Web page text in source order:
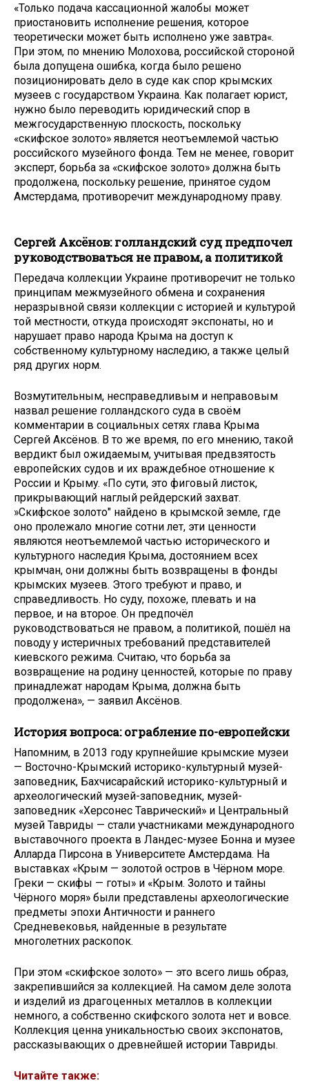
«Только подача кассационной жалобы может
приостановить исполнение решения, которое
теоретически может быть исполнено уже завтра«.
При этом, по мнению Молохова, российской стороной
была допущена ошибка, когда было решено
позиционировать дело в суде как спор крымских
музеев с государством Украина. Как полагает юрист,
нужно было переводить юридический спор в
межгосударственную плоскость, поскольку
«скифское золото» является неотъемлемой частью
российского музейного фонда. Тем не менее, говорит
эксперт, борьба за «скифское золото» должна быть
продолжена, поскольку решение, принятое судом
Амстердама, противоречит международному праву.
Сергей Аксёнов: голландский суд предпочел
руководствоваться не правом, а политикой
Передача коллекции Украине противоречит не только
принципам межмузейного обмена и сохранения
неразрывной связи коллекции с историей и культурой
той местности, откуда происходят экспонаты, но и
нарушает право народа Крыма на доступ к
собственному культурному наследию, а также целый
ряд других норм.
Возмутительным, несправедливым и неправовым
назвал решение голландского суда в своём
комментарии в социальных сетях глава Крыма
Сергей Аксёнов. В то же время, по его мнению, такой
вердикт был ожидаемым, учитывая предвзятость
европейских судов и их враждебное отношение к
России и Крыму. «По сути, это фиговый листок,
прикрывающий наглый рейдерский захват.
»Скифское золото" найдено в крымской земле, где
оно пролежало многие сотни лет, эти ценности
являются неотъемлемой частью исторического и
культурного наследия Крыма, достоянием всех
крымчан, они должны быть возвращены в фонды
крымских музеев. Этого требуют и право, и
справедливость. Но суду, похоже, плевать и на
первое, и на второе. Он предпочёл
руководствоваться не правом, а политикой, пошёл на
поводу у истеричных требований представителей
киевского режима. Считаю, что борьба за
возвращение на родину ценностей, которые по праву
принадлежат народам Крыма, должна быть
продолжена», — заявил Аксёнов.
История вопроса: ограбление по-европейски
Напомним, в 2013 году крупнейшие крымские музеи
— Восточно-Крымский историко-культурный музей-
заповедник, Бахчисарайский историко-культурный и
археологический музей-заповедник, музей-
заповедник «Херсонес Таврический» и Центральный
музей Тавриды — стали участниками международного
выставочного проекта в Ландес-музее Бонна и музее
Алларда Пирсона в Университете Амстердама. На
выставках «Крым — золотой остров в Чёрном море.
Греки — скифы — готы» и «Крым. Золото и тайны
Чёрного моря» были представлены археологические
предметы эпохи Античности и раннего
Средневековья, найденные в результате
многолетних раскопок.
При этом «скифское золото» — это всего лишь образ,
закрепившийся за коллекцией. На самом деле золота
и изделий из драгоценных металлов в коллекции
немного, а собственно скифского золота нет и вовсе.
Коллекция ценна уникальностью своих экспонатов,
рассказывающих о древнейшей истории Тавриды.
Читайте также: